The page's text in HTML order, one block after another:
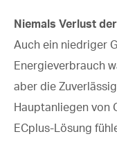
Niemals Verlust
Auch ein niedriger
Energieverbrauch
aber die
Hauptanliegen von
ECplus-Lösung